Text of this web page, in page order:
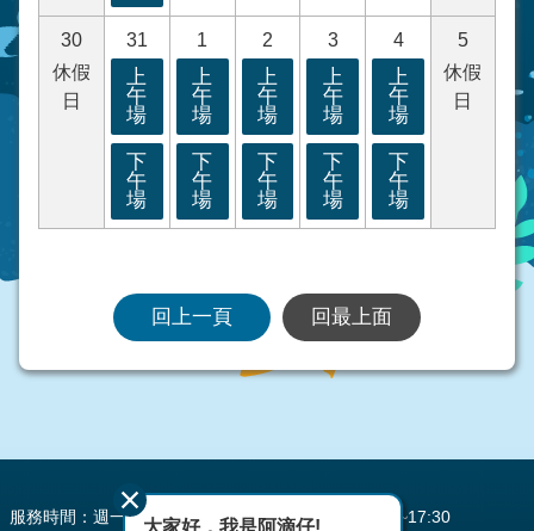
30
休假
日
31
上
午
場
下
午
場
1
上
午
場
下
午
場
2
上
午
場
下
午
場
3
上
午
場
下
午
場
4
上
午
場
下
午
場
5
休假
日
回上一頁 回最上面
服務時間：週一至週五 AM08:00~12:00 PM13:30~17:30
大家好，我是阿滴仔!